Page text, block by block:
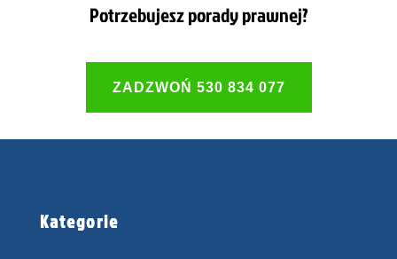
Potrzebujesz porady prawnej?
ZADZWOŃ 530 834 077
Kategorie